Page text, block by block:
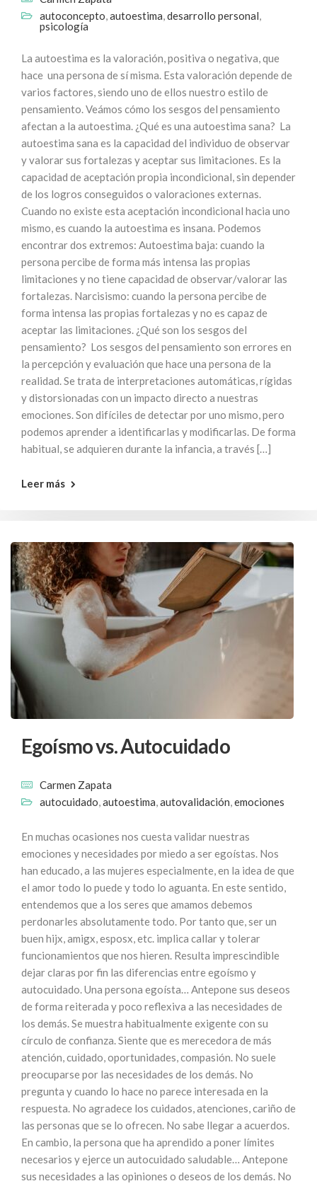
autoconcepto,autoestima,desarrollo personal,
psicología
La autoestima es la valoración, positiva o negativa, que
hace una persona de sí misma. Esta valoración depende de
varios factores, siendo uno de ellos nuestro estilo de
pensamiento. Veámos cómo los sesgos del pensamiento
afectan a la autoestima. ¿Qué es una autoestima sana? La
autoestima sana es la capacidad del individuo de observar
y valorar sus fortalezas y aceptar sus limitaciones. Es la
capacidad de aceptación propia incondicional, sin depender
de los logros conseguidos o valoraciones externas.
Cuando no existe esta aceptación incondicional hacia uno
mismo, es cuando la autoestima es insana. Podemos
encontrar dos extremos: Autoestima baja: cuando la
persona percibe de forma más intensa las propias
limitaciones y no tiene capacidad de observar/valorar las
fortalezas. Narcisismo: cuando la persona percibe de
forma intensa las propias fortalezas y no es capaz de
aceptar las limitaciones. ¿Qué son los sesgos del
pensamiento? Los sesgos del pensamiento son errores en
la percepción y evaluación que hace una persona de la
realidad. Se trata de interpretaciones automáticas, rígidas
y distorsionadas con un impacto directo a nuestras
emociones. Son difíciles de detectar por uno mismo, pero
podemos aprender a identificarlas y modificarlas. De forma
habitual, se adquieren durante la infancia, a través […]
Leer más
Egoísmo vs. Autocuidado
Carmen Zapata
autocuidado,autoestima,autovalidación,emociones
En muchas ocasiones nos cuesta validar nuestras
emociones y necesidades por miedo a ser egoístas. Nos
han educado, a las mujeres especialmente, en la idea de que
el amor todo lo puede y todo lo aguanta. En este sentido,
entendemos que a los seres que amamos debemos
perdonarles absolutamente todo. Por tanto que, ser un
buen hijx, amigx, esposx, etc. implica callar y tolerar
funcionamientos que nos hieren. Resulta imprescindible
dejar claras por fin las diferencias entre egoísmo y
autocuidado. Una persona egoísta… Antepone sus deseos
de forma reiterada y poco reflexiva a las necesidades de
los demás. Se muestra habitualmente exigente con su
círculo de confianza. Siente que es merecedora de más
atención, cuidado, oportunidades, compasión. No suele
preocuparse por las necesidades de los demás. No
pregunta y cuando lo hace no parece interesada en la
respuesta. No agradece los cuidados, atenciones, cariño de
las personas que se lo ofrecen. No sabe llegar a acuerdos.
En cambio, la persona que ha aprendido a poner límites
necesarios y ejerce un autocuidado saludable… Antepone
sus necesidades a las opiniones o deseos de los demás. No